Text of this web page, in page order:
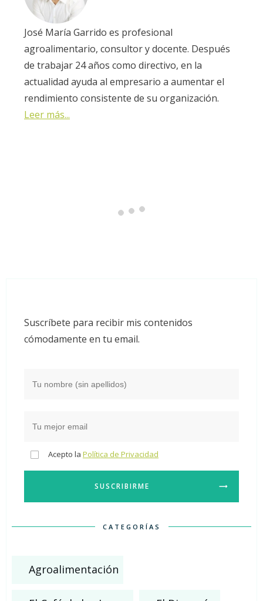
José María Garrido es profesional
agroalimentario, consultor y docente. Después
de trabajar 24 años como directivo, en la
actualidad ayuda al empresario a aumentar el
rendimiento consistente de su organización.
Leer más...
Suscríbete para recibir mis contenidos
cómodamente en tu email.
Acepto la Política de Privacidad
SUSCRIBIRME
CATEGORÍAS
Agroalimentación